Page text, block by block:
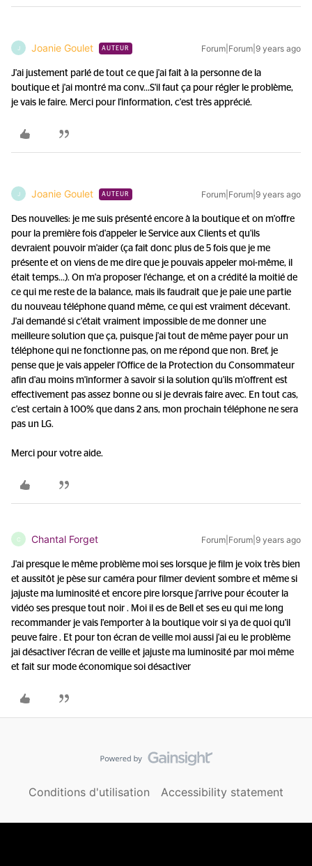
J Joanie Goulet AUTEUR Forum|Forum|9 years ago
J'ai justement parlé de tout ce que j'ai fait à la personne de la
boutique et j'ai montré ma conv...S'il faut ça pour régler le problème,
je vais le faire. Merci pour l'information, c'est très apprécié.
J Joanie Goulet AUTEUR Forum|Forum|9 years ago
Des nouvelles: je me suis présenté encore à la boutique et on m'offre
pour la première fois d'appeler le Service aux Clients et qu'ils
devraient pouvoir m'aider (ça fait donc plus de 5 fois que je me
présente et on viens de me dire que je pouvais appeler moi-même, il
était temps...). On m'a proposer l'échange, et on a crédité la moitié de
ce qui me reste de la balance, mais ils faudrait que je paie une partie
du nouveau téléphone quand même, ce qui est vraiment décevant.
J'ai demandé si c'était vraiment impossible de me donner une
meilleure solution que ça, puisque j'ai tout de même payer pour un
téléphone qui ne fonctionne pas, on me répond que non. Bref, je
pense que je vais appeler l'Office de la Protection du Consommateur
afin d'au moins m'informer à savoir si la solution qu'ils m'offrent est
effectivement pas assez bonne ou si je devrais faire avec. En tout cas,
c'est certain à 100% que dans 2 ans, mon prochain téléphone ne sera
pas un LG.
Merci pour votre aide.
C Chantal Forget Forum|Forum|9 years ago
J'ai presque le même problème moi ses lorsque je film je voix très bien
et aussitôt je pèse sur caméra pour filmer devient sombre et même si
jajuste ma luminosité et encore pire lorsque j'arrive pour écouter la
vidéo ses presque tout noir . Moi il es de Bell et ses eu qui me long
recommander je vais l'emporter à la boutique voir si ya de quoi qu'il
peuve faire . Et pour ton écran de veille moi aussi j'ai eu le problème
jai désactiver l'écran de veille et jajuste ma luminosité par moi même
et fait sur mode économique soi désactiver
Conditions d'utilisation Accessibility statement